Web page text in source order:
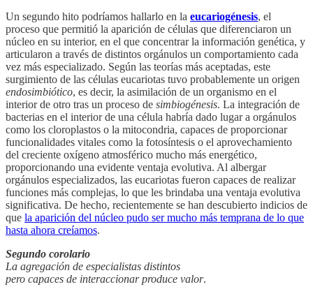
Un segundo hito podríamos hallarlo en la eucariogénesis, el
proceso que permitió la aparición de células que diferenciaron un
núcleo en su interior, en el que concentrar la información genética, y
articularon a través de distintos orgánulos un comportamiento cada
vez más especializado. Según las teorías más aceptadas, este
surgimiento de las células eucariotas tuvo probablemente un origen
endosimbiótico, es decir, la asimilación de un organismo en el
interior de otro tras un proceso de simbiogénesis. La integración de
bacterias en el interior de una célula habría dado lugar a orgánulos
como los cloroplastos o la mitocondria, capaces de proporcionar
funcionalidades vitales como la fotosíntesis o el aprovechamiento
del creciente oxígeno atmosférico mucho más energético,
proporcionando una evidente ventaja evolutiva. Al albergar
orgánulos especializados, las eucariotas fueron capaces de realizar
funciones más complejas, lo que les brindaba una ventaja evolutiva
significativa. De hecho, recientemente se han descubierto indicios de
que la aparición del núcleo pudo ser mucho más temprana de lo que
hasta ahora creíamos.
Segundo corolario
La agregación de especialistas distintos
pero capaces de interaccionar produce valor.